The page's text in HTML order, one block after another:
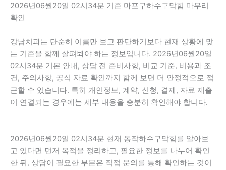
2026년06월20일 02시34분 기준 마포구하수구막힘 마무리
확인
강남치과는 단순히 이름만 보고 판단하기보다 현재 상황에 맞
는 기준을 함께 살펴봐야 하는 정보입니다. 2026년06월20일
02시34분 기본 안내, 상담 전 준비사항, 비교 기준, 비용과 조
건, 주의사항, 공식 자료 확인까지 함께 보면 더 안정적으로 접
근할 수 있습니다. 특히 개인정보, 계약, 신청, 결제, 자료 제출
이 연결되는 경우에는 세부 내용을 충분히 확인해야 합니다.
2026년06월20일 02시34분 현재 동작하수구막힘를 알아보
고 있다면 먼저 목적을 정리하고, 필요한 정보를 나누어 확인
한 뒤, 상담이 필요한 부분은 직접 문의를 통해 확인하는 것이